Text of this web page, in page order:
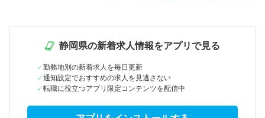
静岡県の新着求人情報をアプリで見る
勤務地別の新着求人を毎日更新
通知設定でおすすめの求人を見逃さない
転職に役立つアプリ限定コンテンツを配信中